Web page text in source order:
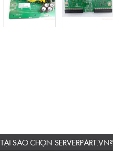
TẠI SAO CHỌN SERVERPART.VN?